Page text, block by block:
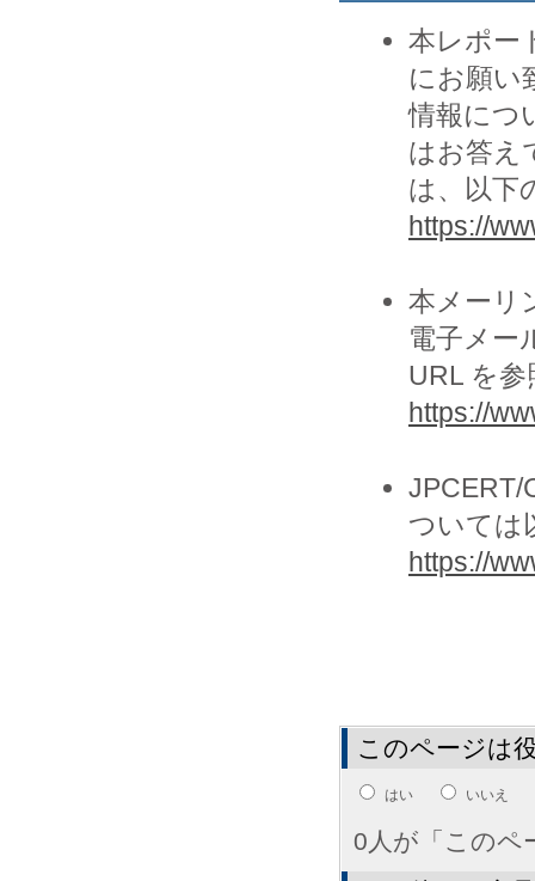
本レポー
にお願い
情報につ
はお答え
は、以下
https://
本メーリ
電子メー
URL を
https://
JPCERT/
ついては
https://
このページは
はい いいえ
0人が「このペ